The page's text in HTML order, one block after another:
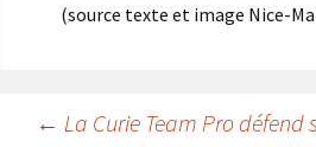
(source texte et image Nice-
Navigation
← La Curie Team Pro défend